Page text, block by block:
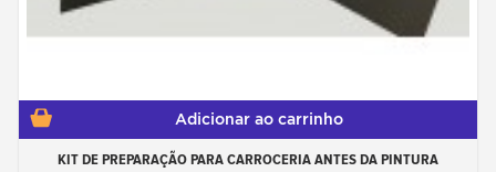
Adicionar ao carrinho
KIT DE PREPARAÇÃO PARA CARROCERIA ANTES DA PINTURA